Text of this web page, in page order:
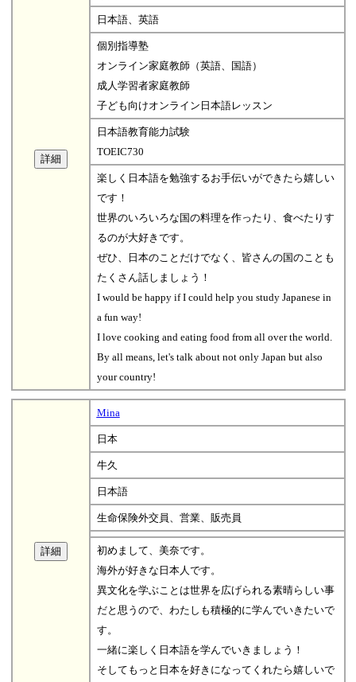
日本語、英語
個別指導塾
オンライン家庭教師（英語、国語）
成人学習者家庭教師
子ども向けオンライン日本語レッスン
日本語教育能力試験
TOEIC730
楽しく日本語を勉強するお手伝いができたら嬉しい
です！
世界のいろいろな国の料理を作ったり、食べたりす
るのが大好きです。
ぜひ、日本のことだけでなく、皆さんの国のことも
たくさん話しましょう！
I would be happy if I could help you study Japanese in
a fun way!
I love cooking and eating food from all over the world.
By all means, let's talk about not only Japan but also
your country!
Mina
日本
牛久
日本語
生命保険外交員、営業、販売員
初めまして、美奈です。
海外が好きな日本人です。
異文化を学ぶことは世界を広げられる素晴らしい事
だと思うので、わたしも積極的に学んでいきたいで
す。
一緒に楽しく日本語を学んでいきましょう！
そしてもっと日本を好きになってくれたら嬉しいで